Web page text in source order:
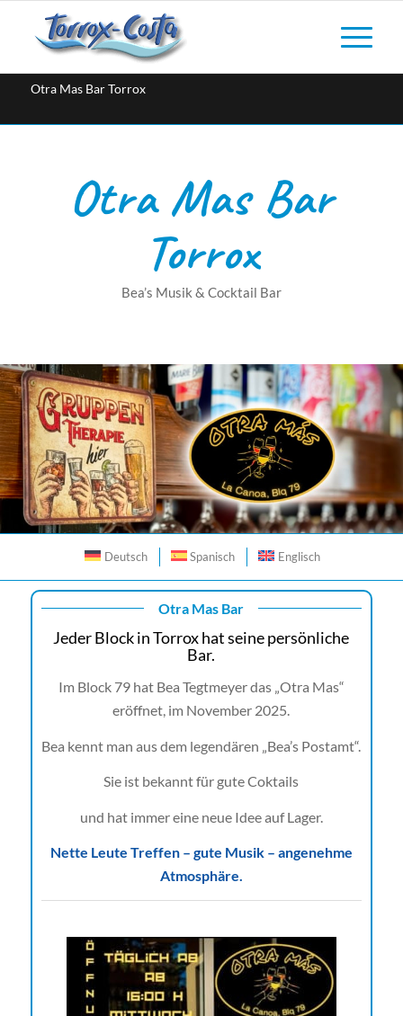
Otra Mas Bar Torrox
Otra Mas Bar
Torrox
Bea’s Musik & Cocktail Bar
Deutsch Spanisch Englisch
Otra Mas Bar
Jeder Block in Torrox hat seine persönliche
Bar.
Im Block 79 hat Bea Tegtmeyer das „Otra Mas“
eröffnet, im November 2025.
Bea kennt man aus dem legendären „Bea’s Postamt“.
Sie ist bekannt für gute Coktails
und hat immer eine neue Idee auf Lager.
Nette Leute Treffen – gute Musik – angenehme
Atmosphäre.